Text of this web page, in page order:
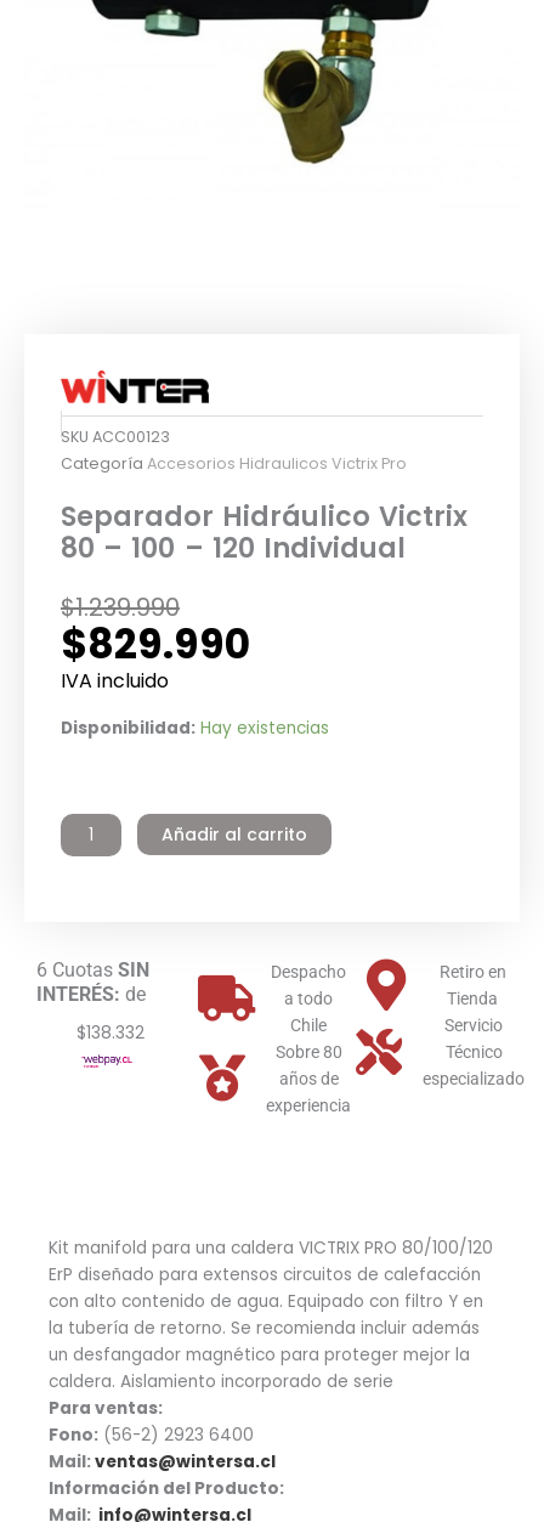
SKU ACC00123
Categoría Accesorios Hidraulicos Victrix Pro
Separador Hidráulico Victrix
80 – 100 – 120 Individual
$1.239.990
El
precio
original
$1.239.990.
$829.990
El
precio
actual
$829.990.
IVA incluido
Disponibilidad: Hay existencias
Separador
100
cantidad
Añadir al carrito
6 Cuotas SIN
INTERÉS: de
$138.332
Despacho
a todo
Chile
Sobre 80
años de
experiencia
Retiro en
Tienda
Servicio
Técnico
especializado
Kit manifold para una caldera VICTRIX PRO 80/100/120
ErP diseñado para extensos circuitos de calefacción
con alto contenido de agua. Equipado con filtro Y en
la tubería de retorno. Se recomienda incluir además
un desfangador magnético para proteger mejor la
caldera. Aislamiento incorporado de serie
Para ventas:
Fono: (56-2) 2923 6400
Mail:ventas@wintersa.cl
Información del Producto:
Mail: info@wintersa.cl